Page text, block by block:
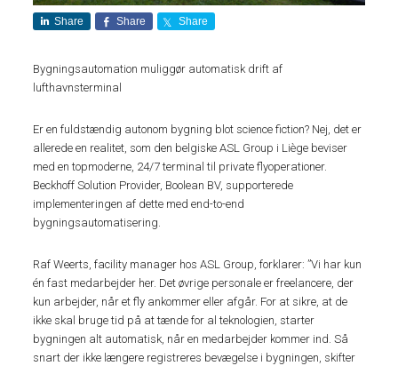
Share Share Share
Bygningsautomation muliggør automatisk drift af
lufthavnsterminal
Er en fuldstændig autonom bygning blot science fiction? Nej, det er
allerede en realitet, som den belgiske ASL Group i Liège beviser
med en topmoderne, 24/7 terminal til private flyoperationer.
Beckhoff Solution Provider, Boolean BV, supporterede
implementeringen af ​​dette med end-to-end
bygningsautomatisering.
Raf Weerts, facility manager hos ASL Group, forklarer: ”Vi har kun
én fast medarbejder her. Det øvrige personale er freelancere, der
kun arbejder, når et fly ankommer eller afgår. For at sikre, at de
ikke skal bruge tid på at tænde for al teknologien, starter
bygningen alt automatisk, når en medarbejder kommer ind. Så
snart der ikke længere registreres bevægelse i bygningen, skifter